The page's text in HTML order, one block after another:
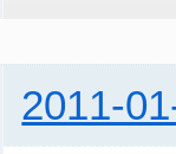
2011-